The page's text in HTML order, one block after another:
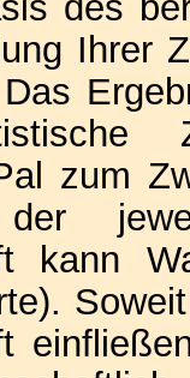
Ihrer
zum
der
kann